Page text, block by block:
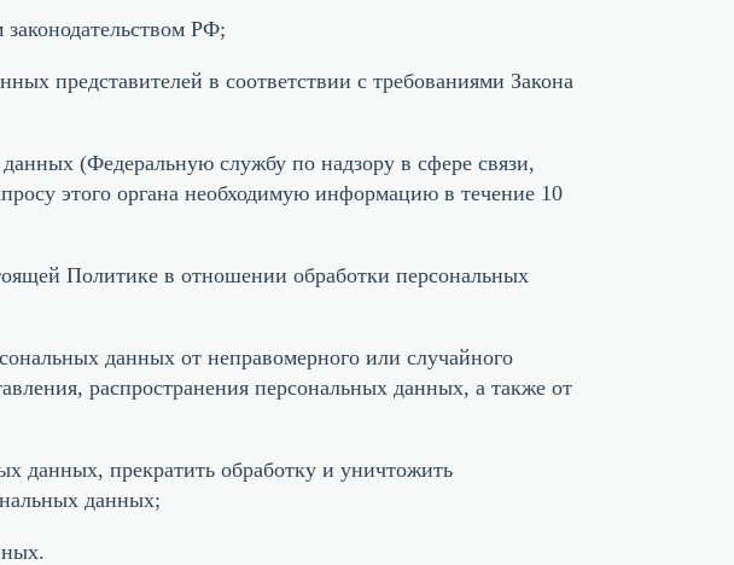
РФ;
представителей в соответствии с требованиями Закона
(Федеральную службу по надзору в сфере связи,
этого органа необходимую информацию в течение 10
Политике в отношении обработки персональных
данных от неправомерного или случайного
распространения персональных данных, а также от
данных, прекратить обработку и уничтожить
данных;